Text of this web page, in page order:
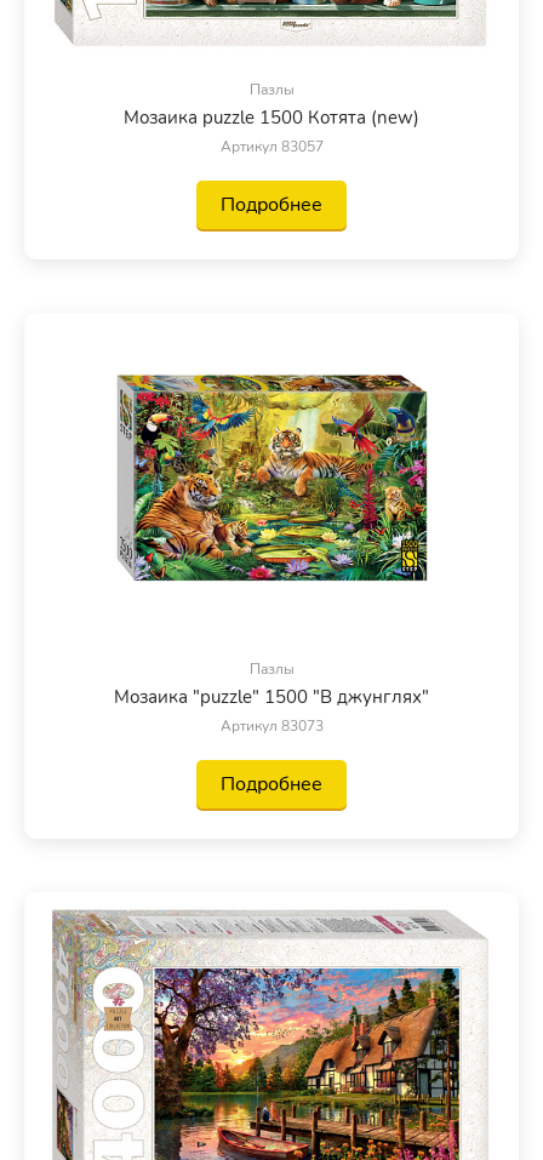
Пазлы
Мозаика puzzle 1500 Котята (new)
Артикул 83057
Подробнее
Пазлы
Мозаика "puzzle" 1500 "В джунглях"
Артикул 83073
Подробнее